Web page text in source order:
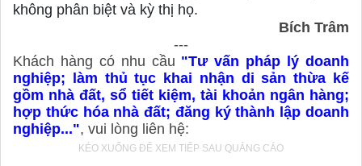
không phân biệt và kỳ thị họ.
Bích Trâm
---
Khách hàng có nhu cầu "Tư vấn pháp lý doanh
nghiệp; làm thủ tục khai nhận di sản thừa kế
gồm nhà đất, sổ tiết kiệm, tài khoản ngân hàng;
hợp thức hóa nhà đất; đăng ký thành lập doanh
nghiệp...", vui lòng liên hệ: